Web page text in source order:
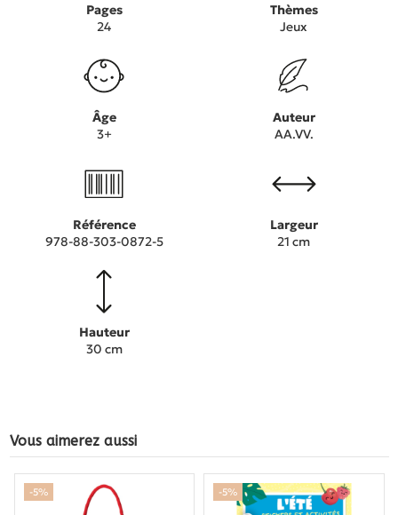
Pages
24
Thèmes
Jeux
Âge
3+
Auteur
AA.VV.
Référence
978-88-303-0872-5
Largeur
21 cm
Hauteur
30 cm
Vous aimerez aussi
-5% -5%